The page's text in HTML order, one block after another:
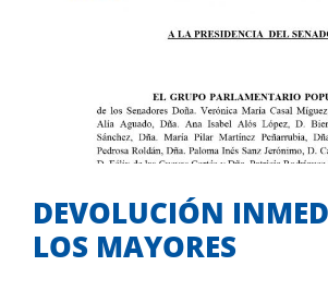
MAYORES
Co-autor en iniciativas
DEVOLUCIÓN
LOS MAYORES